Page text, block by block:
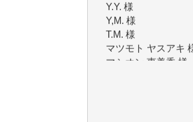
T.M. 様
マツモト ヤスアキ 様
マシオン 恵美香 様
岩井 祐子 様
吉村 隆子 様